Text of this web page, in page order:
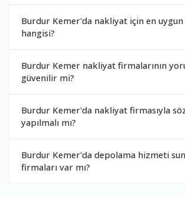
Burdur Kemer'da nakliyat için en
hangisi?
Burdur Kemer nakliyat firmalarının
güvenilir mi?
Burdur Kemer'da nakliyat firmasıyla
yapılmalı mı?
Burdur Kemer'da depolama hizmeti
firmaları var mı?